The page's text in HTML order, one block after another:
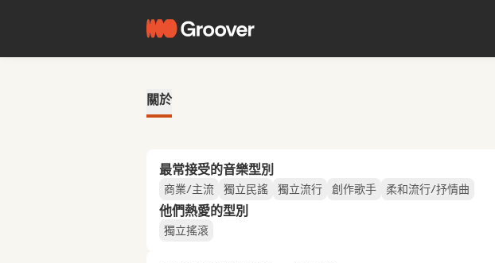
關於
最常接受的音樂型別
商業/主流 獨立民謠 獨立流行 創作歌手 柔和流行/抒情曲
他們熱愛的型別
獨立搖滾